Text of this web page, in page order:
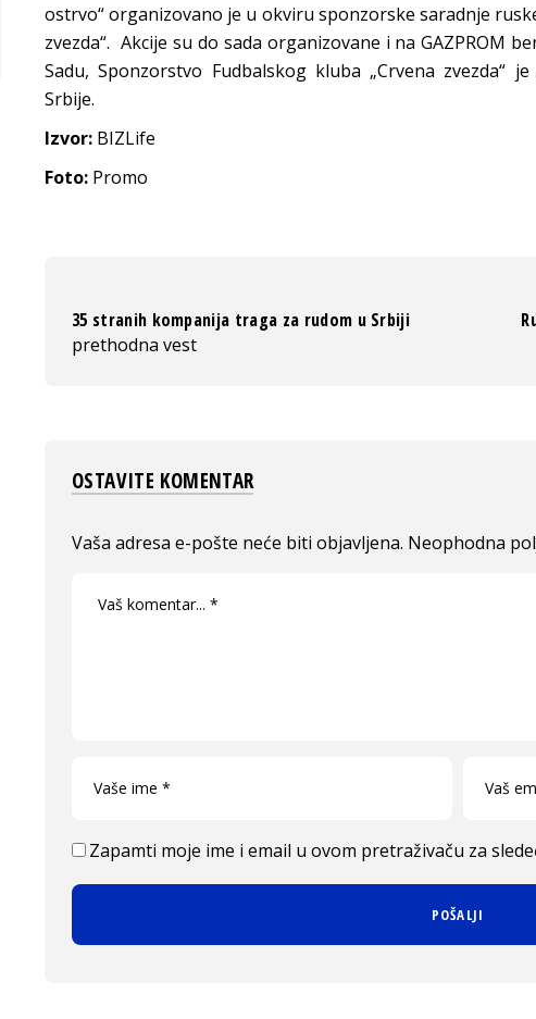
ostrvo“ organizovano je u okviru sponzorske saradnje
zvezda“. Akcije su do sada organizovane i na GAZPROM
Sadu, Sponzorstvo Fudbalskog kluba „Crvena zvezda“
Srbije.
Izvor: BIZLife
Foto: Promo
35 stranih kompanija traga za rudom u Srbiji
prethodna vest
OSTAVITE KOMENTAR
Vaša adresa e-pošte neće biti objavljena. Neophodna
Zapamti moje ime i email u ovom pretraživaču za